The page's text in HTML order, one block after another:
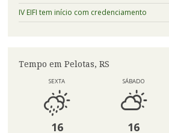
IV EIFI tem início com credenciamento
Tempo em Pelotas, RS
SEXTA
16
SÁBADO
16